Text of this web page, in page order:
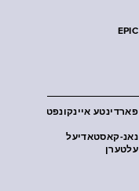
EPIC
פארדינטע איינקונפט
נאנ-קאסטאדיעל
עלטערן